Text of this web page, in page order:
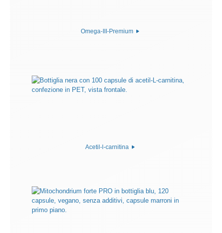
Omega-III-Premium
Acetil-l-carnitina